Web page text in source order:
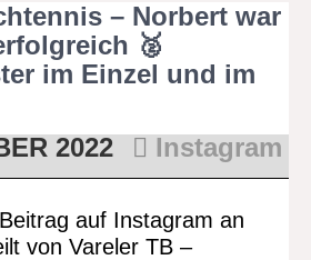
– Norbert war
🥈
im Einzel und im
2022
Instagram
auf Instagram an
von Vareler TB –